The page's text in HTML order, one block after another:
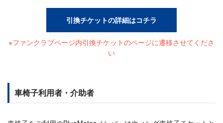
引換チケットの詳細はコチラ
※ファンクラブページ内引換チケットのページに遷移させてくださ
い
車椅子利用者・介助者